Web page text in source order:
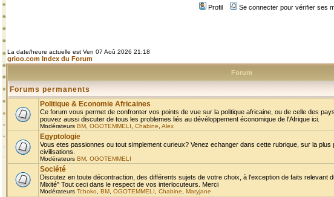
Profil
Se connecter pour vérifier ses
La date/heure actuelle est Ven 07 Aoû 2026 21:18
grioo.com Index du Forum
Forum
Forums permanents
Politique & Economie Africaines
Ce forum vous permet de confronter vos points de vue sur la politique africaine, ou de celle des
pouvez aussi discuter de tous les problemes liés au dévéloppement économique de l'Afrique ici.
Modérateurs BM OGOTEMMELI Chabine Alex
Egyptologie
Vous etes passionnes ou tout simplement curieux? Venez echanger dans cette rubrique, sur la
civilisations.
Modérateurs BM OGOTEMMELI
Société
Discutez en toute décontraction, des différents sujets de votre choix, à l'exception de faits relevant
Mixité" Tout ceci dans le respect de vos interlocuteurs. Merci
Modérateurs Tchoko BM OGOTEMMELI Chabine Maryjane